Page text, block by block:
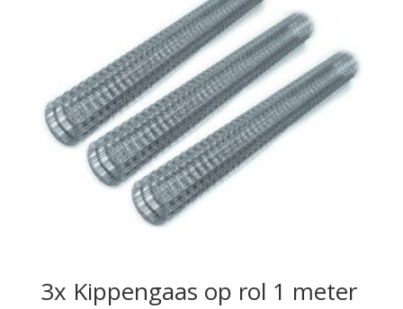
3x Kippengaas op rol 1 meter